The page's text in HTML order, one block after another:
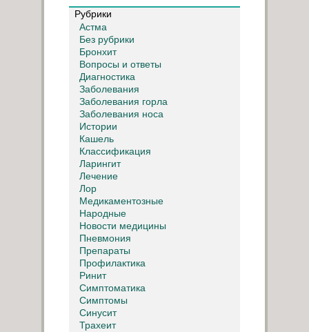
Рубрики
Астма
Без рубрики
Бронхит
Вопросы и ответы
Диагностика
Заболевания
Заболевания горла
Заболевания носа
Истории
Кашель
Классификация
Ларингит
Лечение
Лор
Медикаментозные
Народные
Новости медицины
Пневмония
Препараты
Профилактика
Ринит
Симптоматика
Симптомы
Синусит
Трахеит